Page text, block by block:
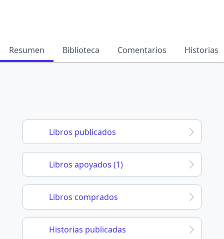
Resumen Biblioteca Comentarios Historias
Libros publicados
Libros apoyados (1)
Libros comprados
Historias publicadas